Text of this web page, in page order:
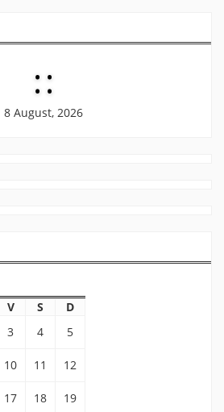
::
8 August, 2026
V S
D
3 4 5
10 11 12
17 18 19